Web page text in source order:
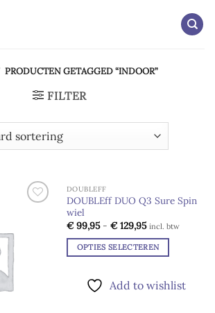
PRODUCTEN GETAGGED “INDOOR”
FILTER
wishlist
DOUBLEFF
DOUBLEff DUO Q3 Sure Spin
wiel
€99,95 - €129,95Prijsklasse:
€ 99,95
tot
€ 129,95
incl. btw
OPTIES SELECTEREN
product
Add to wishlist